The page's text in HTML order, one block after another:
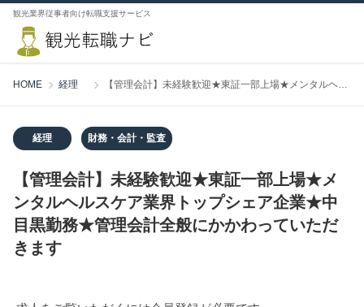
観光業界従事者向け転職支援サービス
HOME 経理 【管理会計】未経験歓迎★東証一部上場★メンタルヘルスケア業界トップシェア企業★中目黒勤務★管理会計全般にかかわっていただきます
経理 財務・会計・監査
【管理会計】未経験歓迎★東証一部上場★メ
ンタルヘルスケア業界トップシェア企業★中
目黒勤務★管理会計全般にかかわっていただ
きます